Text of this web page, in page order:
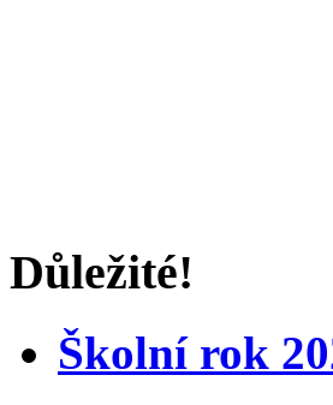
Důležité!
Školní rok